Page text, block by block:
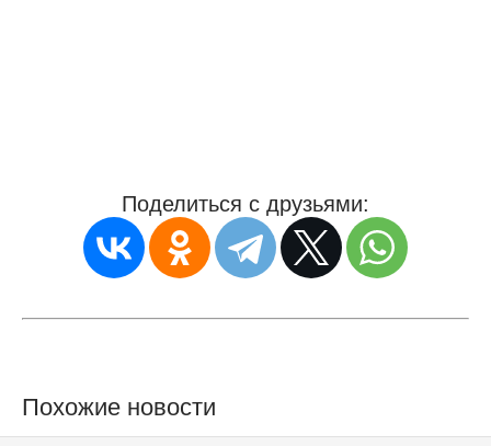
Поделиться с друзьями:
Похожие новости